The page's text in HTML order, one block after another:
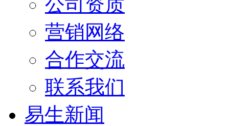
营销网络
合作交流
联系我们
易生新闻